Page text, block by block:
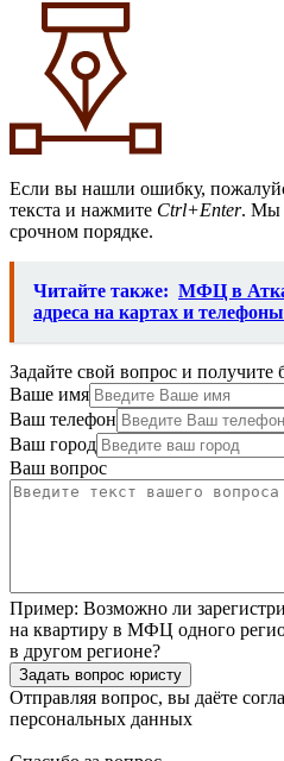
Если вы нашли ошибку,
текста и нажмите Ctrl+Enter. Мы
срочном порядке.
Читайте также: МФЦ в
адреса на картах и телефоны
Задайте свой вопрос и
Ваше имя
Ваш телефон
Ваш город
Ваш вопрос
Пример: Возможно ли
на квартиру в МФЦ одного
в другом регионе?
Задать вопрос юристу
Отправляя вопрос, вы даёте
персональных данных